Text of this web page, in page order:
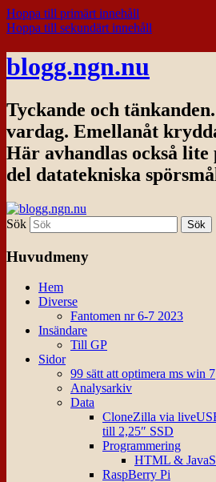
Hoppa till primärt innehåll
Hoppa till sekundärt innehåll
blogg.ngn.nu
Tyckande och
vardag. Emellanåt
Här avhandlas också
del datatekniska
Sök
Huvudmeny
Hem
Diverse
Fantomen nr 6-7 2023
Insändare
Till GP
Sidor
99 sätt att optimera ms win 7
Analysarkiv
Data
CloneZilla via
till 2,25″ SSD
Programmering
HTML &
RaspBerry Pi